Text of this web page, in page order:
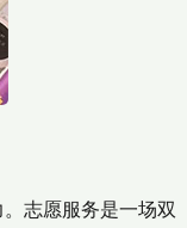
志愿服务是一场双